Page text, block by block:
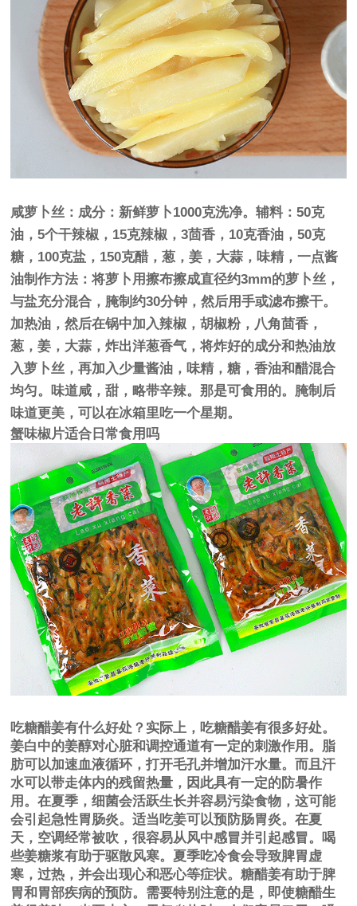
咸萝卜丝：成分：新鲜萝卜1000克洗净。辅料：50克
油，5个干辣椒，15克辣椒，3茴香，10克香油，50克
糖，100克盐，150克醋，葱，姜，大蒜，味精，一点酱
油制作方法：将萝卜用擦布擦成直径约3mm的萝卜丝，
与盐充分混合，腌制约30分钟，然后用手或滤布擦干。
加热油，然后在锅中加入辣椒，胡椒粉，八角茴香，
葱，姜，大蒜，炸出洋葱香气，将炸好的成分和热油放
入萝卜丝，再加入少量酱油，味精，糖，香油和醋混合
均匀。味道咸，甜，略带辛辣。那是可食用的。腌制后
味道更美，可以在冰箱里吃一个星期。
蟹味椒片适合日常食用吗
吃糖醋姜有什么好处？实际上，吃糖醋姜有很多好处。
姜白中的姜醇对心脏和调控通道有一定的刺激作用。脂
肪可以加速血液循环，打开毛孔并增加汗水量。而且汗
水可以带走体内的残留热量，因此具有一定的防暑作
用。在夏季，细菌会活跃生长并容易污染食物，这可能
会引起急性胃肠炎。适当吃姜可以预防肠胃炎。在夏
天，空调经常被吹，很容易从风中感冒并引起感冒。喝
些姜糖浆有助于驱散风寒。夏季吃冷食会导致脾胃虚
寒，过热，并会出现心和恶心等症状。糖醋姜有助于脾
胃和胃部疾病的预防。需要特别注意的是，即使糖醋生